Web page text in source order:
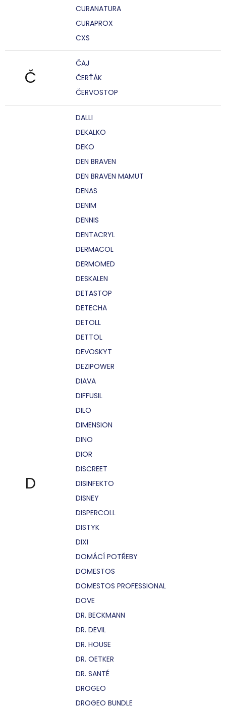
CURANATURA
CURAPROX
CXS
Č
ČAJ
ČERŤÁK
ČERVOSTOP
D
DALLI
DEKALKO
DEKO
DEN BRAVEN
DEN BRAVEN MAMUT
DENAS
DENIM
DENNIS
DENTACRYL
DERMACOL
DERMOMED
DESKALEN
DETASTOP
DETECHA
DETOLL
DETTOL
DEVOSKYT
DEZIPOWER
DIAVA
DIFFUSIL
DILO
DIMENSION
DINO
DIOR
DISCREET
DISINFEKTO
DISNEY
DISPERCOLL
DISTYK
DIXI
DOMÁCÍ POTŘEBY
DOMESTOS
DOMESTOS PROFESSIONAL
DOVE
DR. BECKMANN
DR. DEVIL
DR. HOUSE
DR. OETKER
DR. SANTÉ
DROGEO
DROGEO BUNDLE